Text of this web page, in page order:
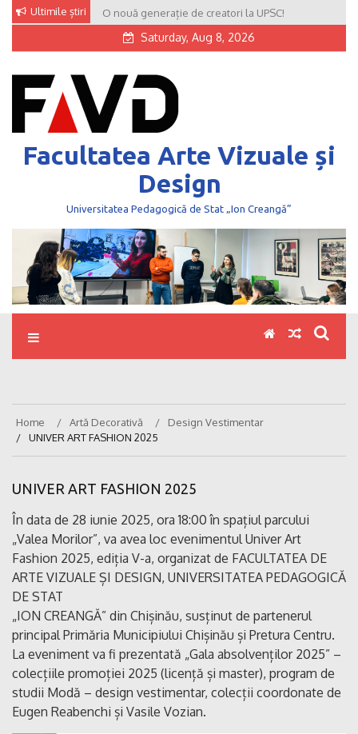
Skip
content
Ultimile știri O nouă generație de creatori la UPSC!
Saturday, Aug 8, 2026
Facultatea Arte Vizuale și
Design
Universitatea Pedagogică de Stat „Ion Creangă”
Home Artă Decorativă
Design Vestimentar
UNIVER ART FASHION 2025
UNIVER ART FASHION 2025
În data de 28 iunie 2025, ora 18:00 în spațiul parcului
„Valea Morilor”, va avea loc evenimentul Univer Art
Fashion 2025, ediția V-a, organizat de FACULTATEA DE
ARTE VIZUALE ȘI DESIGN, UNIVERSITATEA PEDAGOGICĂ
DE STAT
„ION CREANGĂ” din Chișinău, susținut de partenerul
principal Primăria Municipiului Chișinău și Pretura Centru.
La eveniment va fi prezentată „Gala absolvenților 2025” –
colecțiile promoției 2025 (licență și master), program de
studii Modă – design vestimentar, colecții coordonate de
Eugen Reabenchi și Vasile Vozian.